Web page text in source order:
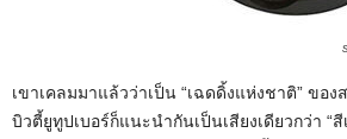
เขาเคลมมาแล้วว่าเป็น “เฉดดิ้งแห่งชาติ” ของ
บิวตี้ยูทูปเบอร์ก็แนะนำกันเป็นเสียงเดียวกว่า “